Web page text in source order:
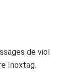
de viol
Inoxtag.